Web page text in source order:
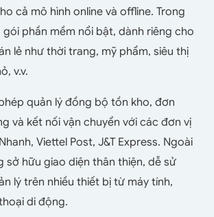
cả mô hình online và offline. Trong
gói phần mềm nổi bật, dành riêng cho
lẻ như thời trang, mỹ phẩm, siêu thị
v.v.
quản lý đồng bộ tồn kho, đơn
và kết nối vận chuyển với các đơn vị
Viettel Post, J&T Express. Ngoài
sở hữu giao diện thân thiện, dễ sử
lý trên nhiều thiết bị từ máy tính,
di động.